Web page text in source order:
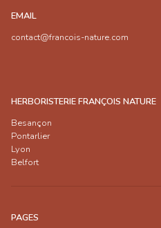
EMAIL
contact@francois-nature.com
HERBORISTERIE FRANÇOIS NATURE
Besançon
Pontarlier
Lyon
Belfort
PAGES